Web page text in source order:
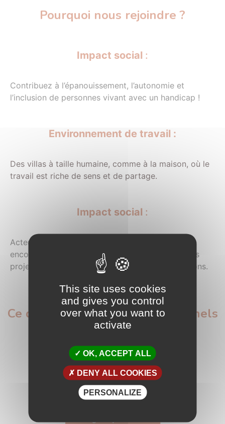
Pourquoi nous rejoindre ?
Impact social :
Contribuez à l’épanouissement, l’autonomie et
l’inclusion de personnes vivant avec un handicap !
Environnement de travail :
Des villas à taille humaine, comme à la maison, où le
travail est riche de sens et de partage.
Impact social :
Acteur majeur dans la vie des colocs, vous serez
encouragé à prendre des initiatives, proposer des
projets, apporter vos idées et parfois des solutions.
Ce qu’en pensent les professionnels
:
This site uses cookies
and gives you control
over what you want to
activate
OK, ACCEPT ALL
DENY ALL COOKIES
PERSONALIZE